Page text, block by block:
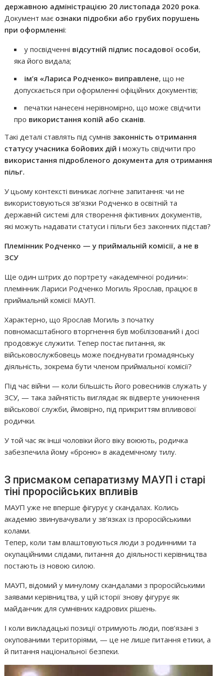
державною адміністрацією 20 листопада 2020 рока.
Документ має ознаки підробки або грубих порушень
при оформленні:
у посвідченні відсутній підпис посадової особи,
яка його видала;
ім’я «Лариса Родченко» виправлене, що не
допускається при оформленні офіційних документів;
печатки нанесені нерівномірно, що може свідчити
про використання копій або сканів.
Такі деталі ставлять під сумнів законність отримання
статусу учасника бойових дій і можуть свідчити про
використання підробленого документа для отримання
пільг.
У цьому контексті виникає логічне запитання: чи не
використовуються зв’язки Родченко в освітній та
державній системі для створення фіктивних документів,
які можуть надавати статуси і пільги без законних підстав?
Племінник Родченко — у приймальній комісії, а не в
ЗСУ
Ще один штрих до портрету «академічної родини»:
племінник Лариси Родченко Могиль Ярослав, працює в
приймальній комісії МАУП.
Характерно, що Ярослав Могиль з початку
повномасштабного вторгнення був мобілізований і досі
продовжує служити. Тепер постає питання, як
військовослужбовець може поєднувати громадянську
діяльність, зокрема бути членом приймальної комісії?
Під час війни — коли більшість його ровесників служать у
ЗСУ, — така зайнятість виглядає як відверте уникнення
військової служби, ймовірно, під прикриттям впливової
родички.
У той час як інші чоловіки його віку воюють, родичка
забезпечила йому «броню» в академічному тилу.
З присмаком сепаратизму МАУП і старі
тіні проросійських впливів
МАУП уже не вперше фігурує у скандалах. Колись
академію звинувачували у зв’язках із проросійськими
колами.
Тепер, коли там влаштовуються люди з родинними та
окупаційними слідами, питання до діяльності керівництва
постають із новою силою.
МАУП, відомий у минулому скандалами з проросійськими
заявами керівництва, у цій історії знову фігурує як
майданчик для сумнівних кадрових рішень.
І коли викладацькі позиції отримують люди, пов’язані з
окупованими територіями, — це не лише питання етики, а
й питання національної безпеки.